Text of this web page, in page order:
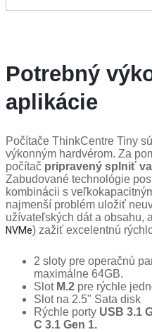
Potrebný
aplikácie
Počítače ThinkCentre Tiny
výkonným hardvérom. Za
počítač pripravený splniť
Zabudované technológie
kombinácii s
najmenší problém uložiť
užívateľských dát a obsahu,
NVMe) zažiť excelentnú
2 sloty pre operačnú
maximálne 64GB.
Slot M.2 pre rýchle
Slot na 2.5" Sata disk
Rýchle porty USB 3.1
C 3.1 Gen 1.